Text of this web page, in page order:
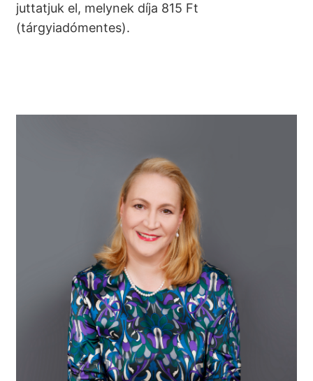
juttatjuk el, melynek díja 815 Ft
(tárgyiadómentes).